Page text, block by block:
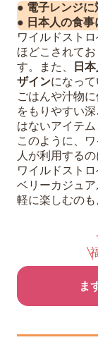
● 電子レンジに
● 日本人の食
ワイルドスト
ほどこされてお
す。また、
日
ザインになって
ごはんや汁物
をもりやすい
はないアイテム
このように、
人が利用する
ワイルドスト
ベリーカジュ
軽に楽しむのも
ま